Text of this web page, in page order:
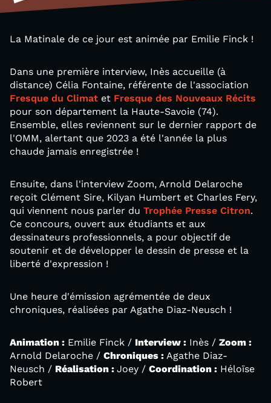
La Matinale de ce jour est animée par Emilie Finck !
Dans une première interview, Inès accueille (à
distance) Célia Fontaine, référente de l'association
Fresque du Climat et Fresque des Nouveaux Récits
pour son département la Haute-Savoie (74).
Ensemble, elles reviennent sur le dernier rapport de
l'OMM, alertant que 2023 a été l'année la plus
chaude jamais enregistrée !
Ensuite, dans l'interview Zoom, Arnold Delaroche
reçoit Clément Sire, Kilyan Humbert et Charles Fery,
qui viennent nous parler du Trophée Presse Citron.
Ce concours, ouvert aux étudiants et aux
dessinateurs professionnels, a pour objectif de
soutenir et de développer le dessin de presse et la
liberté d'expression !
Une heure d'émission agrémentée de deux
chroniques, réalisées par Agathe Diaz-Neusch !
Animation : Emilie Finck / Interview : Inès / Zoom :
Arnold Delaroche / Chroniques : Agathe Diaz-
Neusch / Réalisation : Joey / Coordination : Héloïse
Robert